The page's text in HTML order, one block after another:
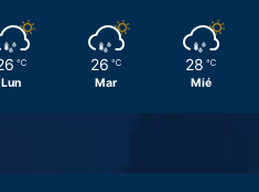
℃
Lun
26 ℃
Mar
28 ℃
Mié